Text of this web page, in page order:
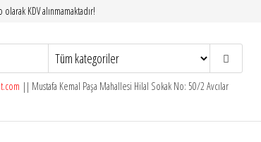
KDV alınmamaktadır!
|| Mustafa Kemal Paşa Mahallesi Hilal Sokak No: 50/2 Avcılar